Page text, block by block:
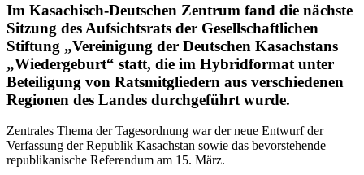
Im Kasachisch-Deutschen Zentrum fand die nächste
Sitzung des Aufsichtsrats der Gesellschaftlichen
Stiftung „Vereinigung der Deutschen Kasachstans
„Wiedergeburt“ statt, die im Hybridformat unter
Beteiligung von Ratsmitgliedern aus verschiedenen
Regionen des Landes durchgeführt wurde.
Zentrales Thema der Tagesordnung war der neue Entwurf der
Verfassung der Republik Kasachstan sowie das bevorstehende
republikanische Referendum am 15. März.